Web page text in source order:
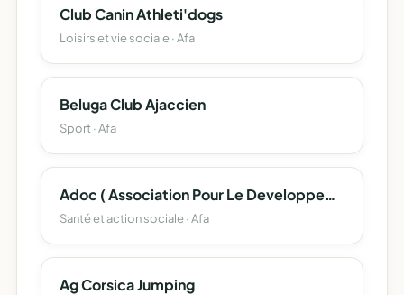
Club Canin Athleti'dogs
Loisirs et vie sociale · Afa
Beluga Club Ajaccien
Sport · Afa
Adoc ( Association Pour Le Developpement De L'oncologie En Corse )
Santé et action sociale · Afa
Ag Corsica Jumping